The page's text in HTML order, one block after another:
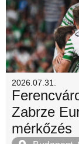
2026.07.31.
Zabrze
mérkőzés